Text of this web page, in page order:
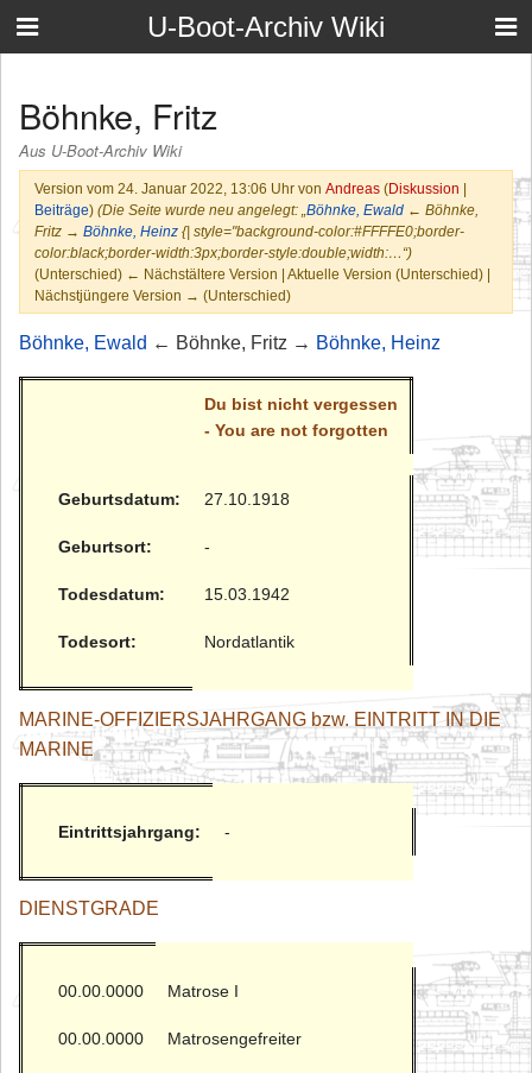
U-Boot-Archiv Wiki
Böhnke, Fritz
Aus U-Boot-Archiv Wiki
Version vom 24. Januar 2022, 13:06 Uhr von Andreas (Diskussion |
Beiträge) (Die Seite wurde neu angelegt: „ Böhnke, Ewald← Böhnke,
Fritz → Böhnke, Heinz{| style="background-color:#FFFFE0;border-
color:black;border-width:3px;border-style:double;width:…“)
(Unterschied) ← Nächstältere Version | Aktuelle Version (Unterschied) |
Nächstjüngere Version → (Unterschied)
Böhnke, Ewald ← Böhnke, Fritz → Böhnke, Heinz
Du bist nicht vergessen
- You are not forgotten
Geburtsdatum: 27.10.1918
Geburtsort: -
Todesdatum: 15.03.1942
Todesort: Nordatlantik
MARINE-OFFIZIERSJAHRGANG bzw. EINTRITT IN DIE
MARINE
Eintrittsjahrgang: -
DIENSTGRADE
00.00.0000 Matrose I
00.00.0000 Matrosengefreiter